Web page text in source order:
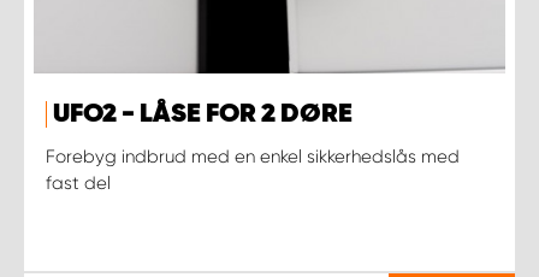
UFO2 - LÅSE FOR 2 DØRE
Forebyg indbrud med en enkel sikkerhedslås med
fast del